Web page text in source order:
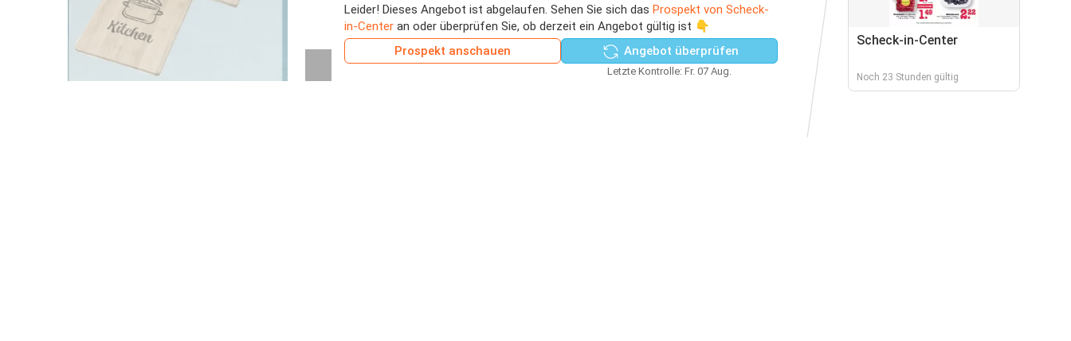
Leider! Dieses Angebot ist abgelaufen. Sehen Sie sich das Prospekt von Scheck-
in-Center an oder überprüfen Sie, ob derzeit ein Angebot gültig ist 👇
Prospekt anschauen
Angebot überprüfen
Letzte Kontrolle: Fr. 07 Aug.
Scheck-in-Center
Noch 23 Stunden gültig